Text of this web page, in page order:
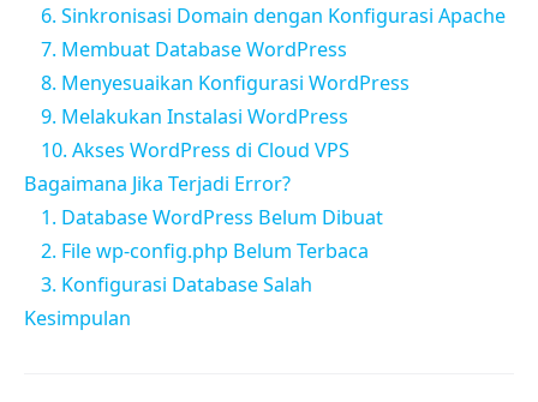
6. Sinkronisasi Domain dengan Konfigurasi Apache
7. Membuat Database WordPress
8. Menyesuaikan Konfigurasi WordPress
9. Melakukan Instalasi WordPress
10. Akses WordPress di Cloud VPS
Bagaimana Jika Terjadi Error?
1. Database WordPress Belum Dibuat
2. File wp-config.php Belum Terbaca
3. Konfigurasi Database Salah
Kesimpulan